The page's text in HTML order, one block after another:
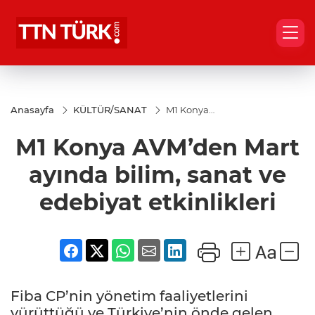
Anasayfa KÜLTÜR/SANAT
M1 Konya
ayında
bilim,
edebiyat
etkinlikleri
M1 Konya AVM’den Mart
ayında bilim, sanat ve
edebiyat etkinlikleri
Fiba CP’nin yönetim faaliyetlerini